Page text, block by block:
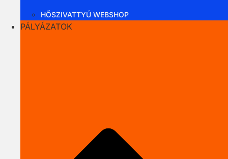
HŐSZIVATTYÚ WEBSHOP
PÁLYÁZATOK